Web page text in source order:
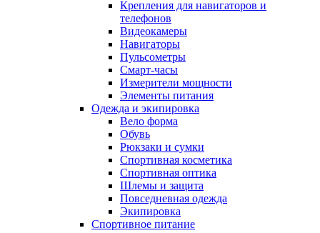
Крепления для навигаторов и
телефонов
Видеокамеры
Навигаторы
Пульсометры
Смарт-часы
Измерители мощности
Элементы питания
Одежда и экипировка
Вело форма
Обувь
Рюкзаки и сумки
Спортивная косметика
Спортивная оптика
Шлемы и защита
Повседневная одежда
Экипировка
Спортивное питание